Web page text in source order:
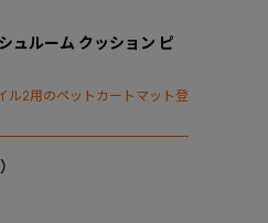
ュルーム クッション ピ
ル2用のペットカートマット登